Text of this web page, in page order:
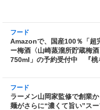
Amazon
用した「
酒〉超完
予約受
わい』
フード